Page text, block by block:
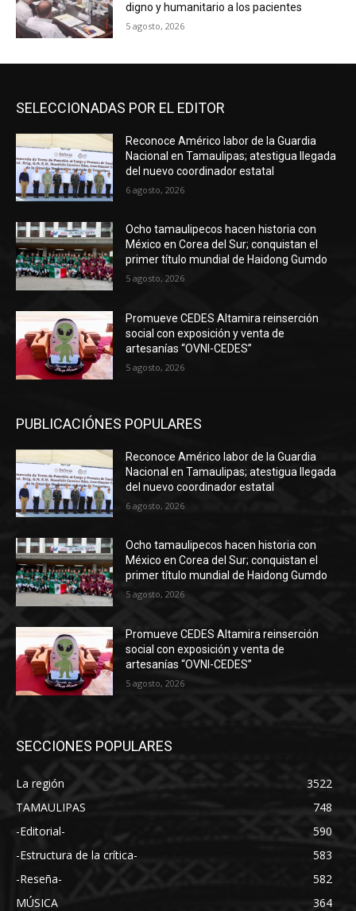
digno y humanitario a los pacientes
5 agosto, 2026
SELECCIONADAS POR EL EDITOR
Reconoce Américo labor de la Guardia
Nacional en Tamaulipas; atestigua llegada
del nuevo coordinador estatal
6 agosto, 2026
Ocho tamaulipecos hacen historia con
México en Corea del Sur; conquistan el
primer título mundial de Haidong Gumdo
5 agosto, 2026
Promueve CEDES Altamira reinserción
social con exposición y venta de
artesanías “OVNI-CEDES”
5 agosto, 2026
PUBLICACIÓNES POPULARES
Reconoce Américo labor de la Guardia
Nacional en Tamaulipas; atestigua llegada
del nuevo coordinador estatal
6 agosto, 2026
Ocho tamaulipecos hacen historia con
México en Corea del Sur; conquistan el
primer título mundial de Haidong Gumdo
5 agosto, 2026
Promueve CEDES Altamira reinserción
social con exposición y venta de
artesanías “OVNI-CEDES”
5 agosto, 2026
SECCIONES POPULARES
La región
3522
TAMAULIPAS
748
-Editorial-
590
-Estructura de la crítica-
583
-Reseña-
582
MÚSICA
364